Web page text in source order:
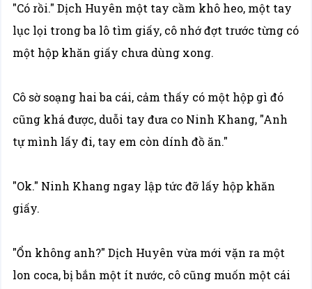
"Có rồi." Dịch Huyên một tay cầm khô heo, một tay
lục lọi trong ba lô tìm giấy, cô nhớ đợt trước từng có
một hộp khăn giấy chưa dùng xong.
Cô sờ soạng hai ba cái, cảm thấy có một hộp gì đó
cũng khá được, duỗi tay đưa co Ninh Khang, "Anh
tự mình lấy đi, tay em còn dính đồ ăn."
"Ok." Ninh Khang ngay lập tức đỡ lấy hộp khăn
giấy.
"Ổn không anh?" Dịch Huyên vừa mới vặn ra một
lon coca, bị bắn một ít nước, cô cũng muốn một cái